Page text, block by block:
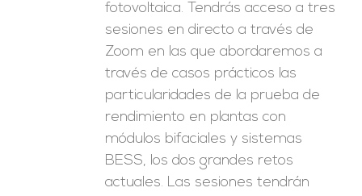
fotovoltaica. Tendrás acceso a tres
sesiones en directo a través de
Zoom en las que abordaremos a
través de casos prácticos las
particularidades de la prueba de
rendimiento en plantas con
módulos bifaciales y sistemas
BESS, los dos grandes retos
actuales. Las sesiones tendrán